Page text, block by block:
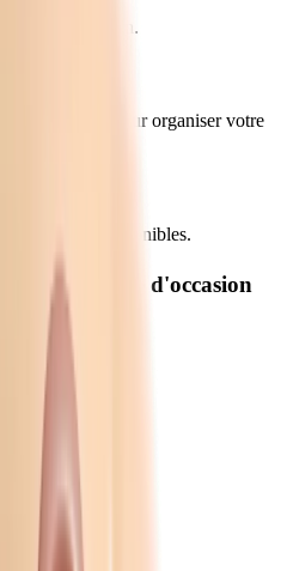
notre concession.
consulter
nous pour organiser votre
et LOA disponibles.
automatique d'occasion